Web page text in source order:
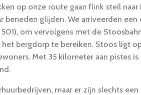
op onze route gaan flink steil naar
glijden. We arriveerden een
om vervolgens met de
bergdorp te bereiken. Stoos ligt
Met 35 kilometer aan pistes
maar er zijn slechts een